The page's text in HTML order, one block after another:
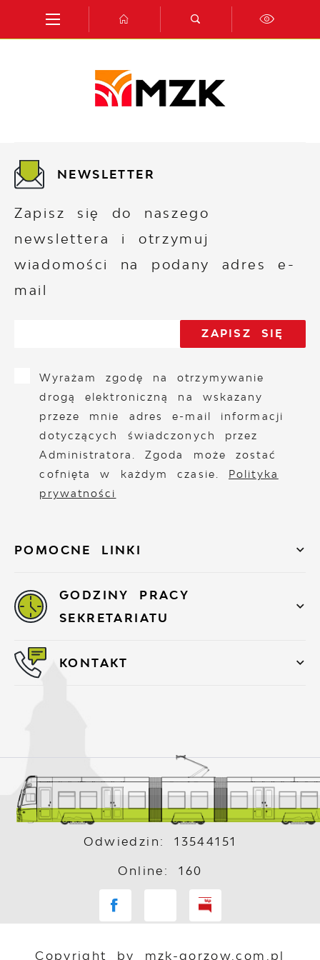
Przejdź do menu.
Przejdź do wyszukiwarki.
Przejdź do treści.
Przejdź do ustawień wielkości czcionki.
Włącz wersję kontrastową strony.
POMOCNE LINKI
NEWSLETTER
Zapisz się do naszego
newslettera i otrzymuj
wiadomości na podany adres e-
mail
Wyrażam zgodę na otrzymywanie
drogą elektroniczną na wskazany
przeze mnie adres e-mail informacji
dotyczących świadczonych przez
Administratora. Zgoda może zostać
cofnięta w każdym czasie. Polityka
prywatności
GODZINY PRACY
SEKRETARIATU
KONTAKT
Odwiedzin: 13544151
Online: 160
Copyright by mzk-gorzow.com.pl